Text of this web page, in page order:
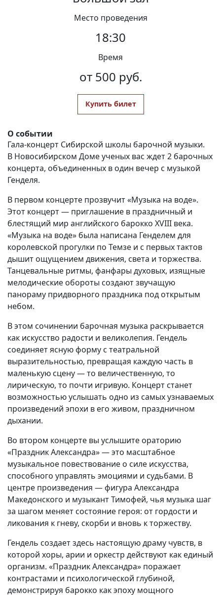
Место проведения
18:30
Время
от 500 руб.
Купить билет
О событии
Гала-концерт Сибирской школы барочной музыки.
В Новосибирском Доме ученых вас ждет 2 барочных
концерта, объединенных в один вечер с музыкой
Генделя.
В первом концерте прозвучит «Музыка на воде».
Этот концерт — приглашение в праздничный и
блестящий мир английского барокко XVIII века.
«Музыка на воде» была написана Генделем для
королевской прогулки по Темзе и с первых тактов
дышит ощущением движения, света и торжества.
Танцевальные ритмы, фанфары духовых, изящные
мелодические обороты создают звучащую
панораму придворного праздника под открытым
небом.
В этом сочинении барочная музыка раскрывается
как искусство радости и великолепия. Гендель
соединяет ясную форму с театральной
выразительностью, превращая каждую часть в
маленькую сцену — то величественную, то
лирическую, то почти игривую. Концерт станет
возможностью услышать одно из самых узнаваемых
произведений эпохи в его живом, праздничном
дыхании.
Во втором концерте вы услышите ораторию
«Праздник Александра» — это масштабное
музыкальное повествование о силе искусства,
способного управлять эмоциями и судьбами. В
центре произведения — фигура Александра
Македонского и музыкант Тимофей, чья музыка шаг
за шагом меняет состояние героя: от гордости и
ликования к гневу, скорби и вновь к торжеству.
Гендель создает здесь настоящую драму чувств, в
которой хоры, арии и оркестр действуют как единый
организм. «Праздник Александра» поражает
контрастами и психологической глубиной,
демонстрируя барокко как эпоху мощного